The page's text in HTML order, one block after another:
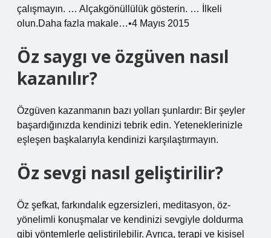
çalışmayın. … Alçakgönüllülük gösterin. … İlkeli
olun.Daha fazla makale…•4 Mayıs 2015
Öz saygı ve özgüven nasıl
kazanılır?
Özgüven kazanmanın bazı yolları şunlardır: Bir şeyler
başardığınızda kendinizi tebrik edin. Yeteneklerinizle
eşleşen başkalarıyla kendinizi karşılaştırmayın.
Öz sevgi nasıl geliştirilir?
Öz şefkat, farkındalık egzersizleri, meditasyon, öz-
yönelimli konuşmalar ve kendinizi sevgiyle doldurma
gibi yöntemlerle geliştirilebilir. Ayrıca, terapi ve kişisel